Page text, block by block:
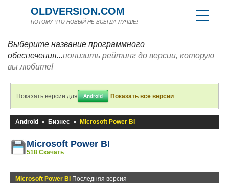
OLDVERSION.COM
ПОТОМУ ЧТО НОВЫЙ НЕ ВСЕГДА ЛУЧШЕ!
Выберите название программного
обеспечения...понизить рейтинг до версии, которую
вы любите!
Показать версии для Android Показать все версии
Android » Бизнес » Microsoft Power BI
Microsoft Power BI
518 Скачать
Microsoft Power BI Последняя версия